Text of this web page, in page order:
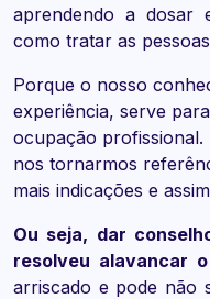
aprendendo a dosar
como tratar as
Porque o nosso
experiência, serve
ocupação profissional.
nos tornarmos
mais indicações e
Ou seja, dar
resolveu alavancar
arriscado e pode não